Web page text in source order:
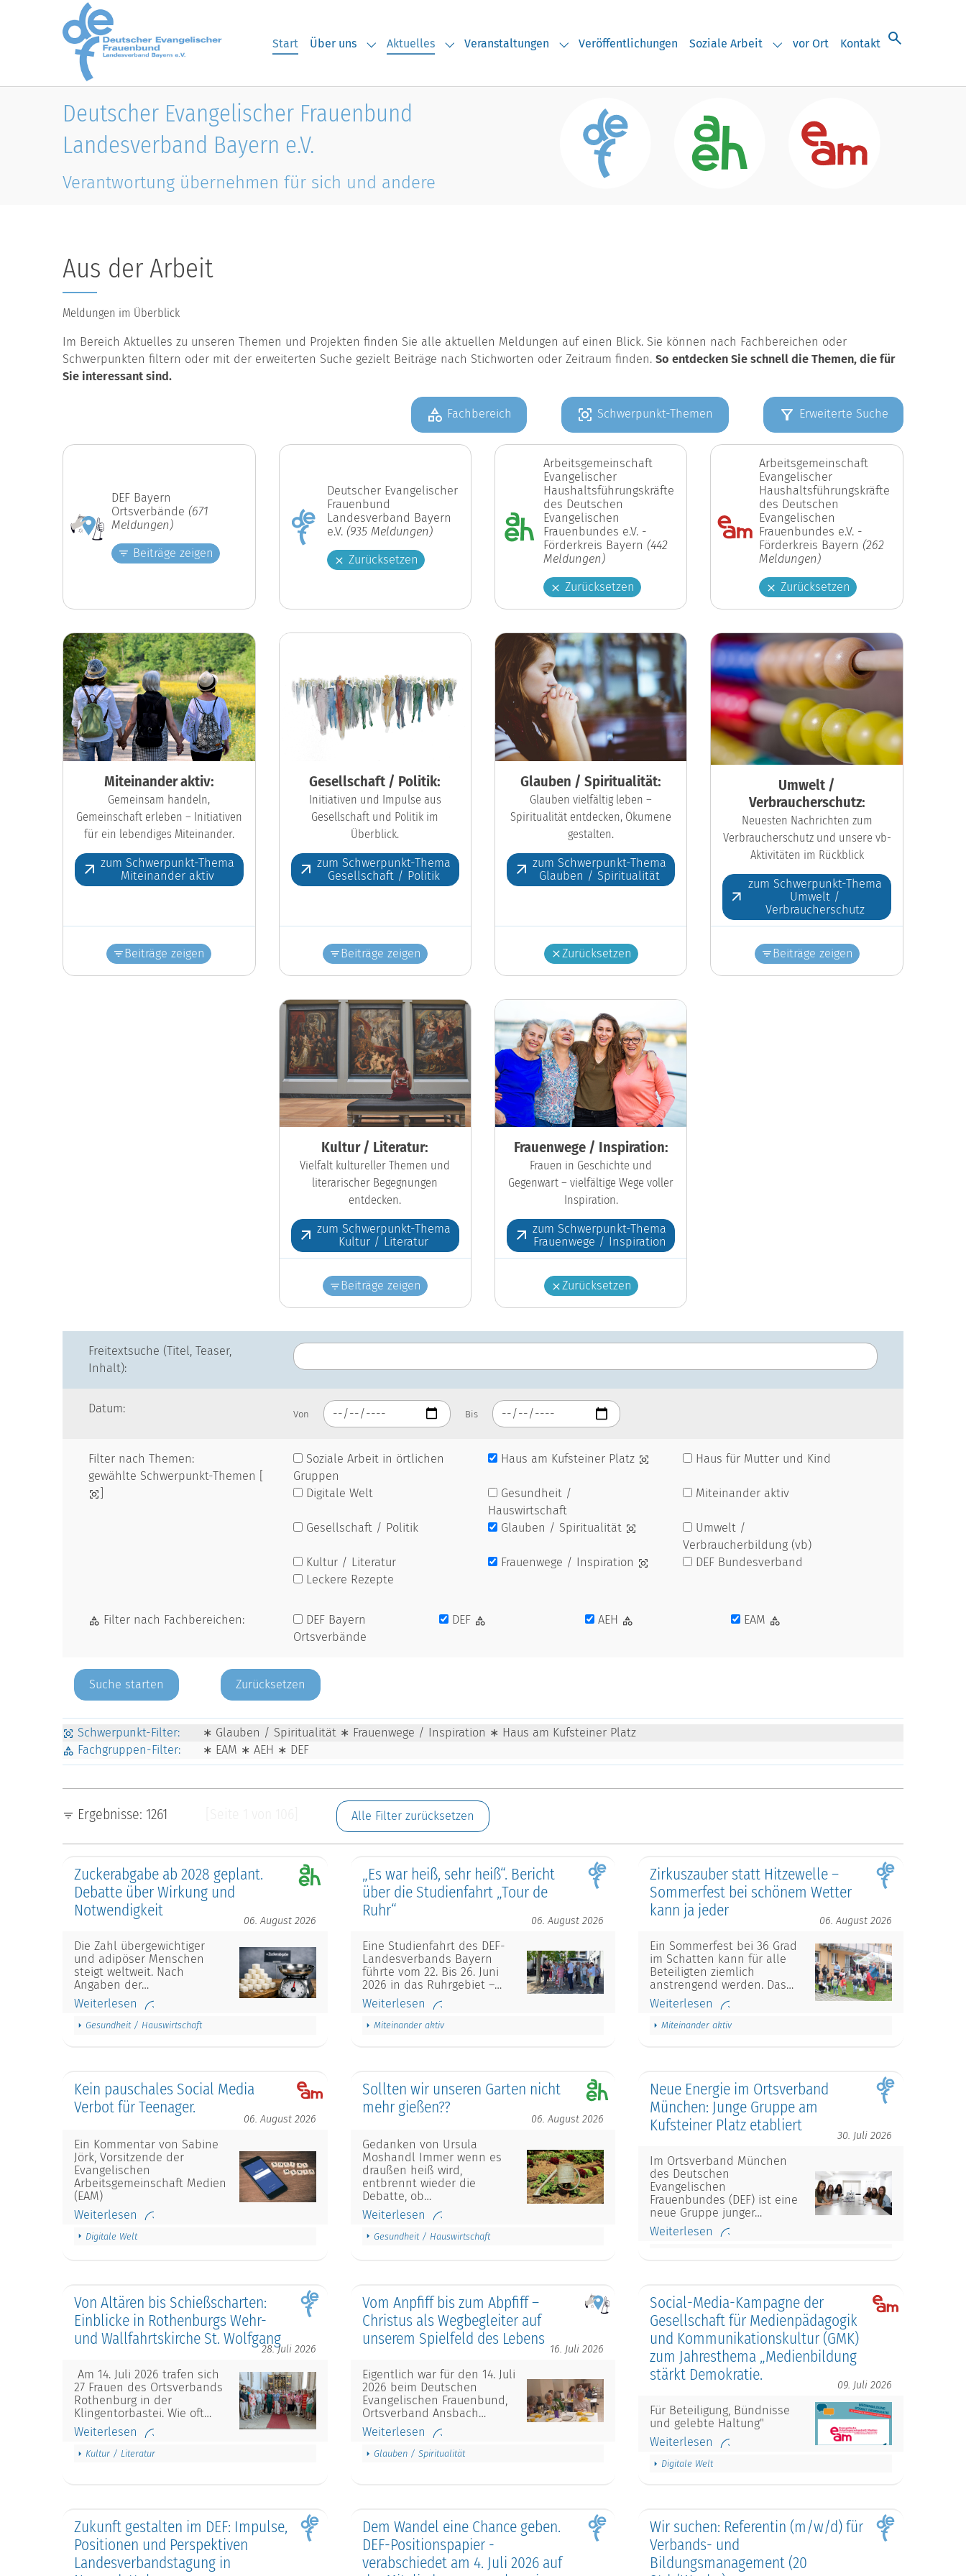
Skip to main content
Start Über uns
Submenu for "Über uns"
Aktuelles(current)
Submenu for "Aktuelles"
Veranstaltungen
Submenu for "Veranstaltungen"
Veröffentlichungen Soziale Arbeit
Submenu for "Soziale Arbeit"
vor Ort Kontakt
Deutscher Evangelischer Frauenbund
Landesverband Bayern e.V.
Verantwortung übernehmen für sich und andere
Aus der Arbeit
Meldungen im Überblick
Im Bereich Aktuelles zu unseren Themen und Projekten finden Sie alle aktuellen Meldungen auf einen Blick. Sie können nach Fachbereichen oder
Schwerpunkten filtern oder mit der erweiterten Suche gezielt Beiträge nach Stichworten oder Zeitraum finden.So entdecken Sie schnell die Themen, die für
Sie interessant sind.
Fachbereich Schwerpunkt-Themen Erweiterte Suche
DEF Bayern
Ortsverbände (671
Meldungen)
Beiträge zeigen
Deutscher Evangelischer
Frauenbund
Landesverband Bayern
e.V. (935 Meldungen)
Zurücksetzen
Arbeitsgemeinschaft
Evangelischer
Haushaltsführungskräfte
des Deutschen
Evangelischen
Frauenbundes e.V. -
Förderkreis Bayern (442
Meldungen)
Zurücksetzen
Arbeitsgemeinschaft
Evangelischer
Haushaltsführungskräfte
des Deutschen
Evangelischen
Frauenbundes e.V. -
Förderkreis Bayern (262
Meldungen)
Zurücksetzen
Miteinander aktiv:
Gemeinsam handeln,
Gemeinschaft erleben – Initiativen
für ein lebendiges Miteinander.
zum Schwerpunkt-Thema
Miteinander aktiv
Beiträge zeigen
Gesellschaft / Politik:
Initiativen und Impulse aus
Gesellschaft und Politik im
Überblick.
zum Schwerpunkt-Thema
Gesellschaft / Politik
Beiträge zeigen
Glauben / Spiritualität:
Glauben vielfältig leben –
Spiritualität entdecken, Ökumene
gestalten.
zum Schwerpunkt-Thema
Glauben / Spiritualität
Zurücksetzen
Umwelt /
Verbraucherschutz:
Neuesten Nachrichten zum
Verbraucherschutz und unsere vb-
Aktivitäten im Rückblick
zum Schwerpunkt-Thema
Umwelt /
Verbraucherschutz
Beiträge zeigen
Kultur / Literatur:
Vielfalt kultureller Themen und
literarischer Begegnungen
entdecken.
zum Schwerpunkt-Thema
Kultur / Literatur
Beiträge zeigen
Frauenwege / Inspiration:
Frauen in Geschichte und
Gegenwart – vielfältige Wege voller
Inspiration.
zum Schwerpunkt-Thema
Frauenwege / Inspiration
Zurücksetzen
Freitextsuche (Titel, Teaser,
Inhalt):
Datum: Von Bis
Filter nach Themen:
gewählte Schwerpunkt-Themen [
Soziale Arbeit in örtlichen
Gruppen
Haus am Kufsteiner Platz Haus für Mutter und Kind
Digitale Welt
Gesundheit /
Hauswirtschaft
Miteinander aktiv
Gesellschaft / Politik Glauben / Spiritualität
Umwelt /
Verbraucherbildung (vb)
Kultur / Literatur
Frauenwege / Inspiration
DEF Bundesverband
Leckere Rezepte
Filter nach Fachbereichen:
DEF Bayern
Ortsverbände
DEF AEH EAM
Zurücksetzen
Schwerpunkt-Filter:
∗ Glauben / Spiritualität ∗ Frauenwege / Inspiration ∗ Haus am Kufsteiner Platz
Fachgruppen-Filter:
∗ EAM ∗ AEH ∗ DEF
Ergebnisse: 1261 Alle Filter zurücksetzen
Zuckerabgabe ab 2028 geplant.
Debatte über Wirkung und
Notwendigkeit
06. August 2026
Die Zahl übergewichtiger
und adipöser Menschen
steigt weltweit. Nach
Angaben der…
Weiterlesen
Gesundheit / Hauswirtschaft
„Es war heiß, sehr heiß“. Bericht
über die Studienfahrt „Tour de
Ruhr“
06. August 2026
Eine Studienfahrt des DEF-
Landesverbands Bayern
führte vom 22. Bis 26. Juni
2026 in das Ruhrgebiet –…
Weiterlesen
Miteinander aktiv
Zirkuszauber statt Hitzewelle –
Sommerfest bei schönem Wetter
kann ja jeder
06. August 2026
Ein Sommerfest bei 36 Grad
im Schatten kann für alle
Beteiligten ziemlich
anstrengend werden. Das…
Weiterlesen
Miteinander aktiv
Kein pauschales Social Media
Verbot für Teenager.
06. August 2026
Ein Kommentar von Sabine
Jörk, Vorsitzende der
Evangelischen
Arbeitsgemeinschaft Medien
(EAM)
Weiterlesen
Digitale Welt
Sollten wir unseren Garten nicht
mehr gießen??
06. August 2026
Gedanken von Ursula
Moshandl Immer wenn es
draußen heiß wird,
entbrennt wieder die
Debatte, ob…
Weiterlesen
Gesundheit / Hauswirtschaft
Neue Energie im Ortsverband
München: Junge Gruppe am
Kufsteiner Platz etabliert
30. Juli 2026
Im Ortsverband München
des Deutschen
Evangelischen
Frauenbundes (DEF) ist eine
neue Gruppe junger…
Weiterlesen
Von Altären bis Schießscharten:
Einblicke in Rothenburgs Wehr-
und Wallfahrtskirche St. Wolfgang
28. Juli 2026
Am 14. Juli 2026 trafen sich
27 Frauen des Ortsverbands
Rothenburg in der
Klingentorbastei. Wie oft…
Weiterlesen
Kultur / Literatur
Vom Anpfiff bis zum Abpfiff –
Christus als Wegbegleiter auf
unserem Spielfeld des Lebens
16. Juli 2026
Eigentlich war für den 14. Juli
2026 beim Deutschen
Evangelischen Frauenbund,
Ortsverband Ansbach…
Weiterlesen
Glauben / Spiritualität
Social-Media-Kampagne der
Gesellschaft für Medienpädagogik
und Kommunikationskultur (GMK)
zum Jahresthema „Medienbildung
stärkt Demokratie.
09. Juli 2026
Für Beteiligung, Bündnisse
und gelebte Haltung"
Weiterlesen
Digitale Welt
Zukunft gestalten im DEF: Impulse,
Positionen und Perspektiven
Landesverbandstagung in
Dem Wandel eine Chance geben.
DEF-Positionspapier -
verabschiedet am 4. Juli 2026 auf
Wir suchen: Referentin (m/w/d) für
Verbands- und
Bildungsmanagement (20